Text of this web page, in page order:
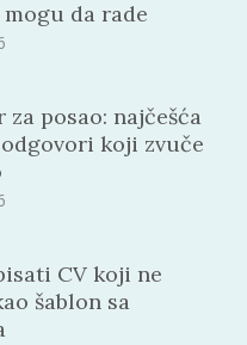
da rade
za posao: najčešća
koji zvuče
CV koji ne
šablon sa